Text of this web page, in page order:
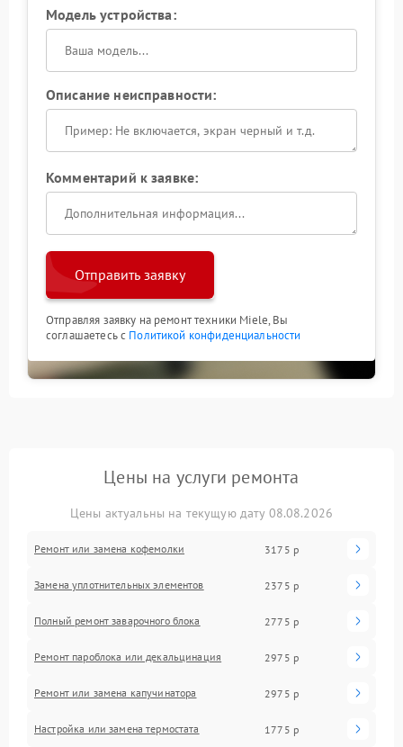
Модель устройства:
Описание неисправности:
Комментарий к заявке:
Отправить заявку
Отправляя заявку на ремонт техники Miele, Вы
соглашаетесь с Политикой конфиденциальности
Цены на услуги ремонта
Цены актуальны на текущую дату 08.08.2026
Ремонт или замена кофемолки 3175 р
Замена уплотнительных элементов 2375 р
Полный ремонт заварочного блока 2775 р
Ремонт пароблока или декальцинация 2975 р
Ремонт или замена капучинатора 2975 р
Настройка или замена термостата 1775 р